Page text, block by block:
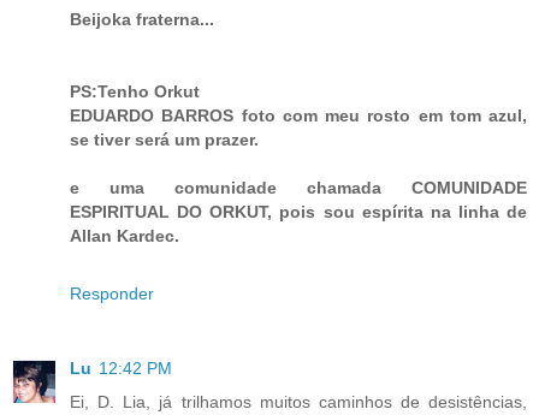
Beijoka fraterna...
PS:Tenho Orkut
EDUARDO BARROS foto com meu rosto em tom azul,
se tiver será um prazer.
e uma comunidade chamada COMUNIDADE
ESPIRITUAL DO ORKUT, pois sou espírita na linha de
Allan Kardec.
Responder
Lu 12:42 PM
Ei, D. Lia, já trilhamos muitos caminhos de desistências,